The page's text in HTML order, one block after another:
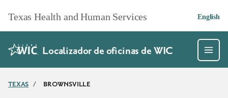
Texas Health and Human Services English
Localizador de oficinas de WIC
TEXAS / BROWNSVILLE